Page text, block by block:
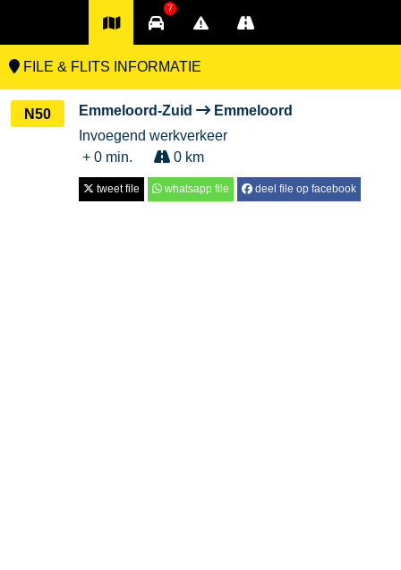
7
FILE & FLITS INFORMATIE
N50 Emmeloord-Zuid
Emmeloord
Invoegend werkverkeer
+ 0 min.
0 km
tweet file whatsapp file deel file op facebook